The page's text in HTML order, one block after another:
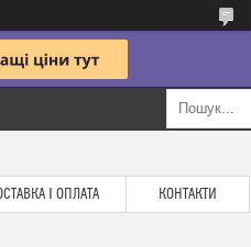
І ОПЛАТА КОНТАКТИ